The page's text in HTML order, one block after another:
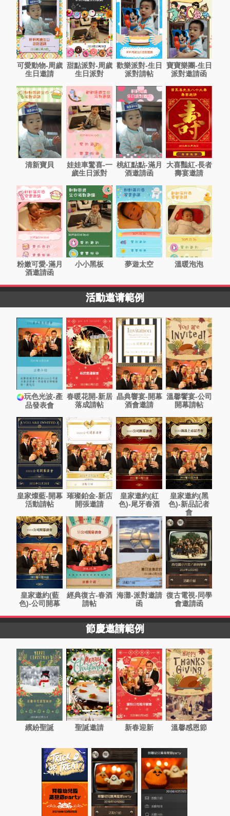
可愛動物-周歲
生日邀請
甜點派對-周歲
生日派對
歡樂派對-生日
派對請帖
寶寶樂團-生日
派對邀請函
清新寶貝
娃娃車驚喜-一
歲生日派對
桃紅點點-滿月
酒邀請函
大喜豔紅-長者
壽宴邀請
粉嫩可愛-滿月
酒邀請函
小小黑板 夢遊太空 溫暖泡泡
活動邀请範例
玩色光波-產
品發表會
春暖花開-新居
落成請帖
晶典響宴-開幕
酒會邀請
溫馨饗宴-公司
開幕請帖
皇家燦藍-開幕
活動請帖
璀璨鉑金-新店
開張邀請
皇家邀約(紅
色)-尾牙春酒
皇家邀約(黑
色)-新品記者
會
皇家邀約(藍
色)-公司開幕
經典復古-春酒
請帖
海灘-派對邀請
函
復古電視-同學
會邀請函
節慶邀請範例
繽紛聖誕 聖誕邀請 新春迎新 溫馨感恩節